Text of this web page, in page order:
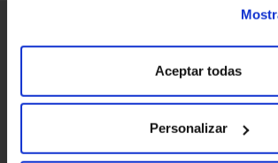
Aceptar todas
Personalizar
Accesibilidad